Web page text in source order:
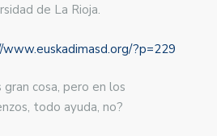
de La Rioja.
?p=229
gran cosa, pero en los
todo ayuda, no?